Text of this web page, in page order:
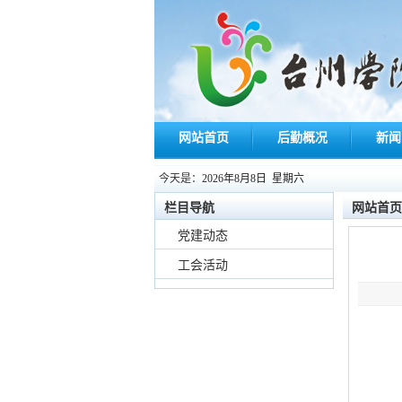
网站首页 后勤概况 新
今天是： 2026年8月8日 星期六
栏目导航
党建动态
工会活动
网站首页